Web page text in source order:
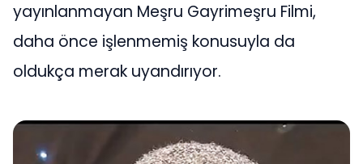
yayınlanmayan Meşru Gayrimeşru Filmi,
daha önce işlenmemiş konusuyla da
oldukça merak uyandırıyor.